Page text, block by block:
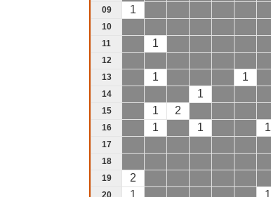
09 1
10
11 1
12
13 1 1
14 1
15 1 2
16 1 1 1
17
18
19 2
20 1 1